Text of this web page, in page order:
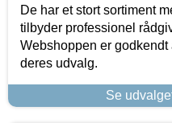
De har et stort sortiment
tilbyder professionel
Webshoppen er
deres udvalg.
Se